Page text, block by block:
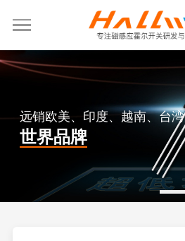
远销欧美、印度、越南、台湾
世界品牌